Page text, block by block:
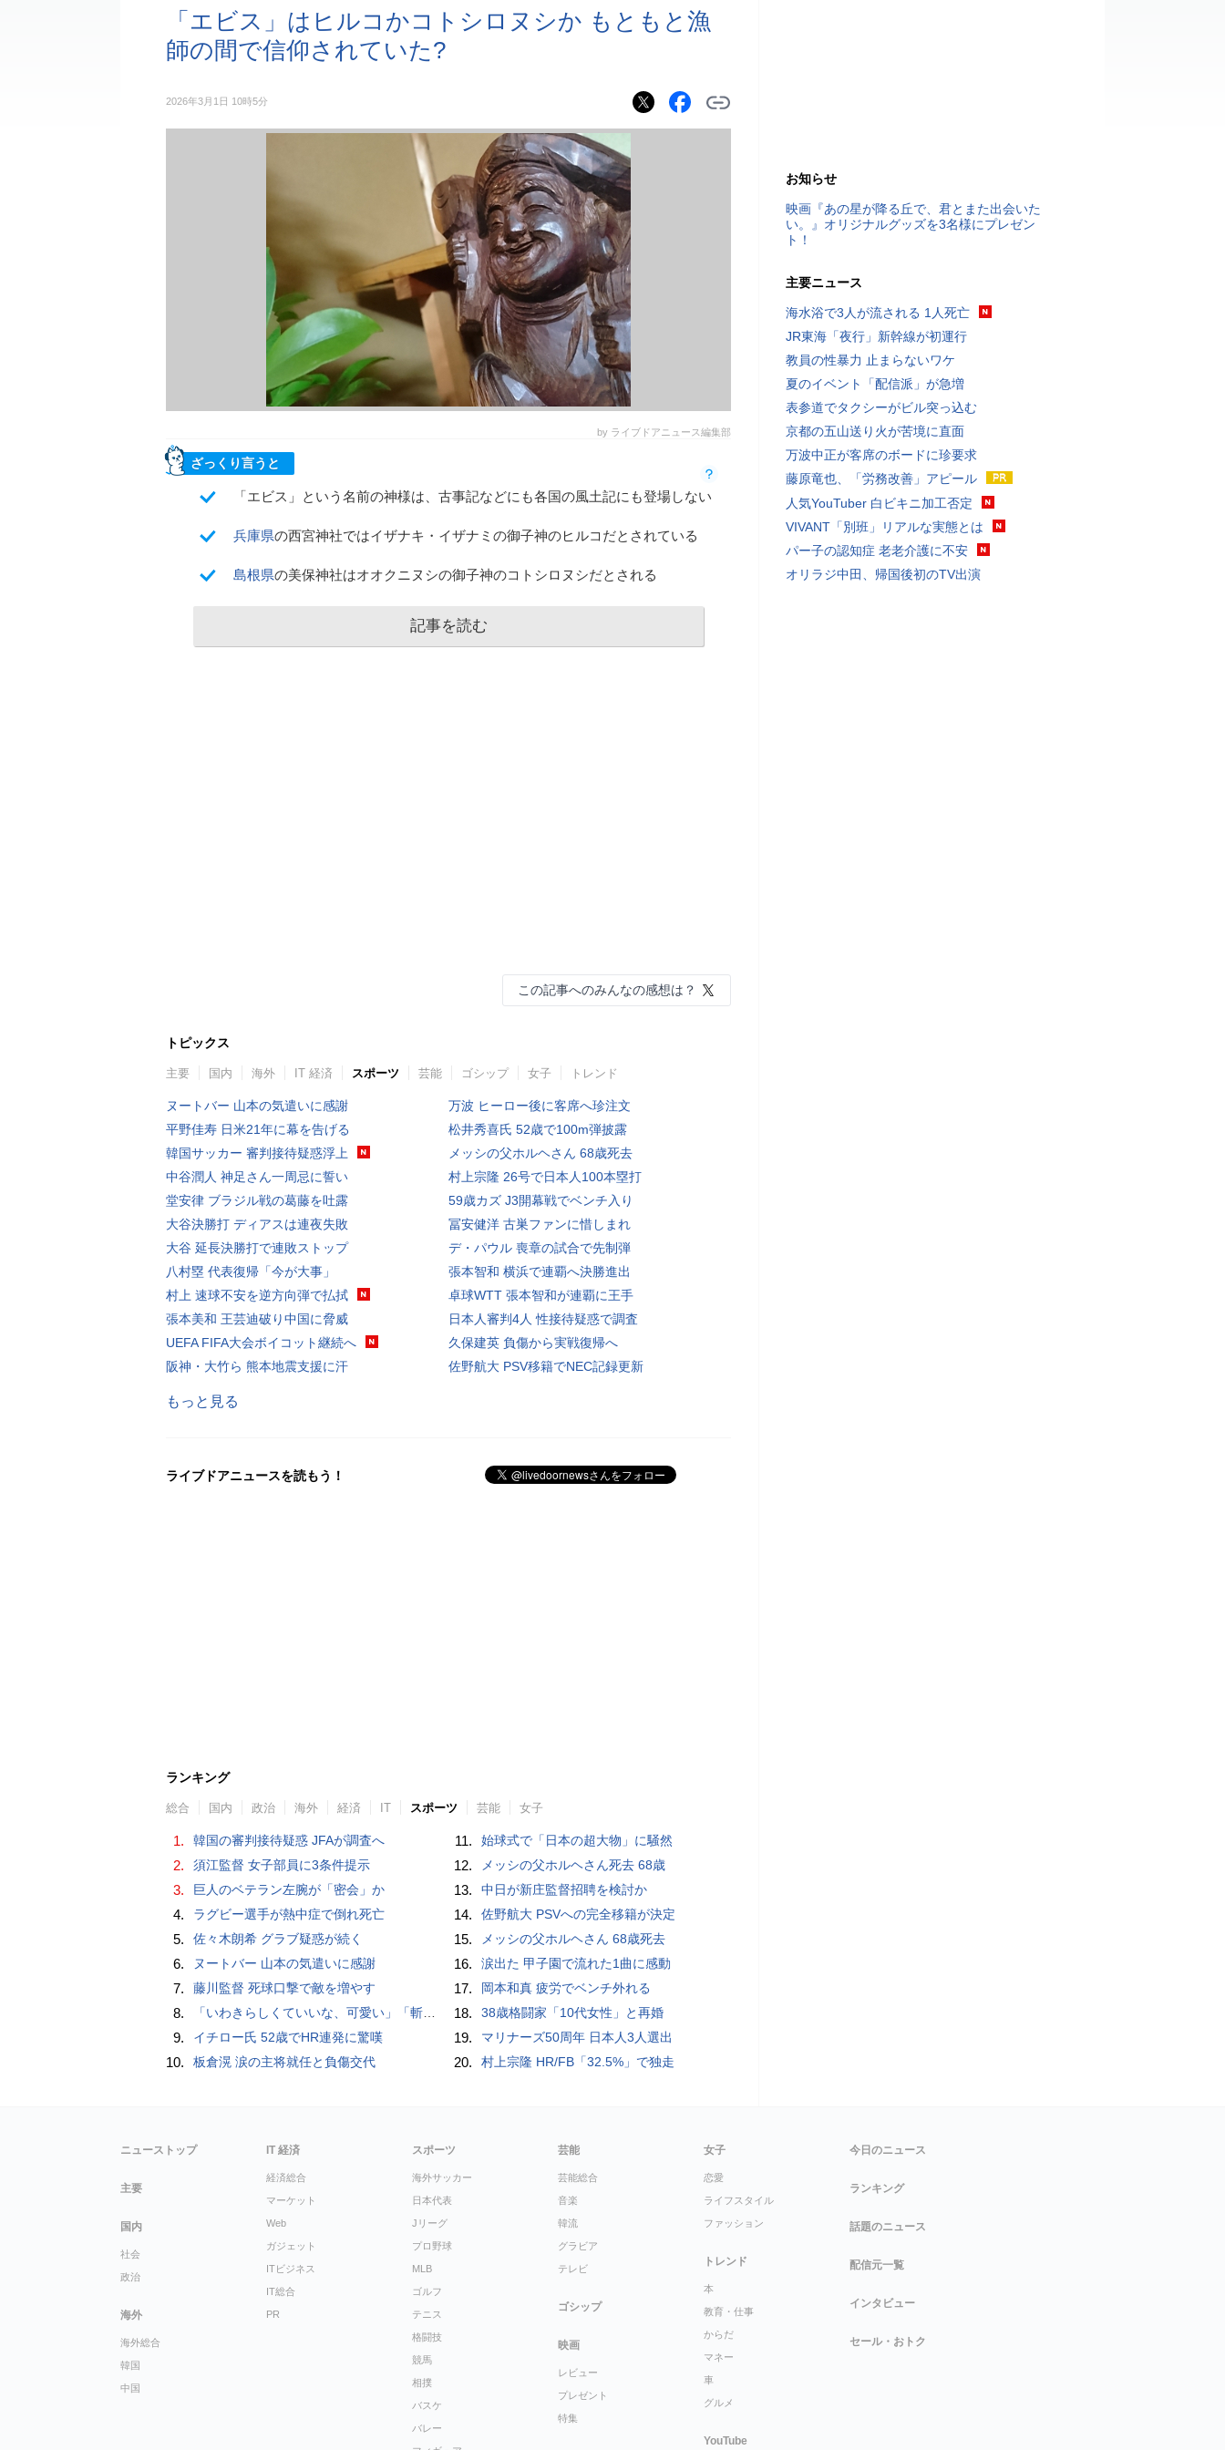
「エビス」はヒルコかコトシロヌシか もともと漁
師の間で信仰されていた?
2026年3月1日 10時5分
by ライブドアニュース編集部
ざっくり言うと
「エビス」という名前の神様は、古事記などにも各国の風土記にも登場しない
兵庫県の西宮神社ではイザナキ・イザナミの御子神のヒルコだとされている
島根県の美保神社はオオクニヌシの御子神のコトシロヌシだとされる
記事を読む
この記事へのみんなの感想は？
トピックス
主要 国内 海外 IT 経済 スポーツ 芸能 ゴシップ 女子 トレンド
ヌートバー 山本の気遣いに感謝
平野佳寿 日米21年に幕を告げる
韓国サッカー 審判接待疑惑浮上
中谷潤人 神足さん一周忌に誓い
堂安律 ブラジル戦の葛藤を吐露
大谷決勝打 ディアスは連夜失敗
大谷 延長決勝打で連敗ストップ
八村塁 代表復帰「今が大事」
村上 速球不安を逆方向弾で払拭
張本美和 王芸迪破り中国に脅威
UEFA FIFA大会ボイコット継続へ
阪神・大竹ら 熊本地震支援に汗
万波 ヒーロー後に客席へ珍注文
松井秀喜氏 52歳で100m弾披露
メッシの父ホルヘさん 68歳死去
村上宗隆 26号で日本人100本塁打
59歳カズ J3開幕戦でベンチ入り
冨安健洋 古巣ファンに惜しまれ
デ・パウル 喪章の試合で先制弾
張本智和 横浜で連覇へ決勝進出
卓球WTT 張本智和が連覇に王手
日本人審判4人 性接待疑惑で調査
久保建英 負傷から実戦復帰へ
佐野航大 PSV移籍でNEC記録更新
もっと見る
ライブドアニュースを読もう！
ランキング
総合 国内 政治 海外 経済 IT スポーツ 芸能 女子
1. 韓国の審判接待疑惑 JFAが調査へ
2. 須江監督 女子部員に3条件提示
3. 巨人のベテラン左腕が「密会」か
4. ラグビー選手が熱中症で倒れ死亡
5. 佐々木朗希 グラブ疑惑が続く
6. ヌートバー 山本の気遣いに感謝
7. 藤川監督 死球口撃で敵を増やす
8. 「いわきらしくていいな、可愛い」「斬新」初出場初勝利の東日本国際大昌平、アルプス彩ったフラダンス部の応援に反響 部員は感無量「夢を見ているよう」
9. イチロー氏 52歳でHR連発に驚嘆
10. 板倉滉 涙の主将就任と負傷交代
11. 始球式で「日本の超大物」に騒然
12. メッシの父ホルヘさん死去 68歳
13. 中日が新庄監督招聘を検討か
14. 佐野航大 PSVへの完全移籍が決定
15. メッシの父ホルヘさん 68歳死去
16. 涙出た 甲子園で流れた1曲に感動
17. 岡本和真 疲労でベンチ外れる
18. 38歳格闘家「10代女性」と再婚
19. マリナーズ50周年 日本人3人選出
20. 村上宗隆 HR/FB「32.5%」で独走
お知らせ
映画『あの星が降る丘で、君とまた出会いた
い。』オリジナルグッズを3名様にプレゼン
ト！
主要ニュース
海水浴で3人が流される 1人死亡
JR東海「夜行」新幹線が初運行
教員の性暴力 止まらないワケ
夏のイベント「配信派」が急増
表参道でタクシーがビル突っ込む
京都の五山送り火が苦境に直面
万波中正が客席のボードに珍要求
藤原竜也、「労務改善」アピール
人気YouTuber 白ビキニ加工否定
VIVANT「別班」リアルな実態とは
パー子の認知症 老老介護に不安
オリラジ中田、帰国後初のTV出演
ニューストップ
主要
国内
社会
政治
海外
海外総合
韓国
中国
IT 経済
経済総合
マーケット
Web
ガジェット
ITビジネス
IT総合
PR
スポーツ
海外サッカー
日本代表
Jリーグ
プロ野球
MLB
ゴルフ
テニス
格闘技
競馬
相撲
バスケ
バレー
芸能
芸能総合
音楽
韓流
グラビア
テレビ
ゴシップ
映画
レビュー
プレゼント
特集
女子
恋愛
ライフスタイル
ファッション
トレンド
本
教育・仕事
からだ
マネー
車
グルメ
YouTube
今日のニュース
ランキング
話題のニュース
配信元一覧
インタビュー
セール・おトク